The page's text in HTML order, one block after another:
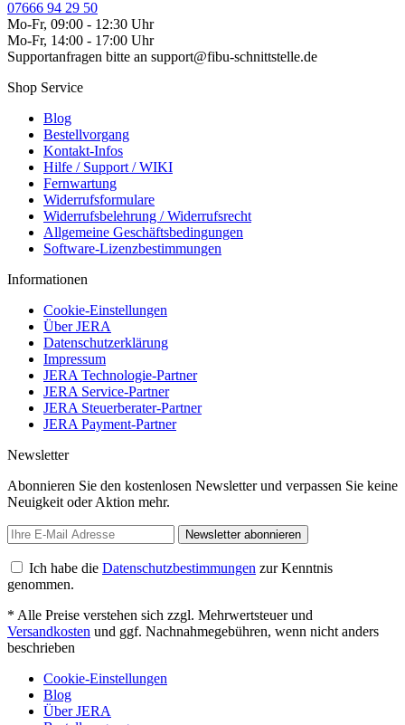
07666 94 29 50
Mo-Fr, 09:00 - 12:30 Uhr
Mo-Fr, 14:00 - 17:00 Uhr
Supportanfragen bitte an support@fibu-schnittstelle.de
Shop Service
Blog
Bestellvorgang
Kontakt-Infos
Hilfe / Support / WIKI
Fernwartung
Widerrufsformulare
Widerrufsbelehrung / Widerrufsrecht
Allgemeine Geschäftsbedingungen
Software-Lizenzbestimmungen
Informationen
Cookie-Einstellungen
Über JERA
Datenschutzerklärung
Impressum
JERA Technologie-Partner
JERA Service-Partner
JERA Steuerberater-Partner
JERA Payment-Partner
Newsletter
Abonnieren Sie den kostenlosen Newsletter und verpassen Sie keine
Neuigkeit oder Aktion mehr.
Newsletter abonnieren
Ich habe die Datenschutzbestimmungen zur Kenntnis
genommen.
* Alle Preise verstehen sich zzgl. Mehrwertsteuer und
Versandkosten und ggf. Nachnahmegebühren, wenn nicht anders
beschrieben
Cookie-Einstellungen
Blog
Über JERA